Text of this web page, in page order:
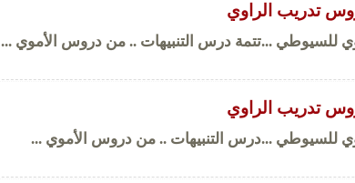
تدريب الراوي
للسيوطي ...تتمة درس التنبيهات .. من دروس الأموي ...
تدريب الراوي
للسيوطي ...درس التنبيهات .. من دروس الأموي ...